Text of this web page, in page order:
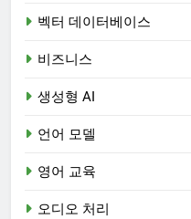
벡터 데이터베이스
비즈니스
생성형 AI
언어 모델
영어 교육
오디오 처리